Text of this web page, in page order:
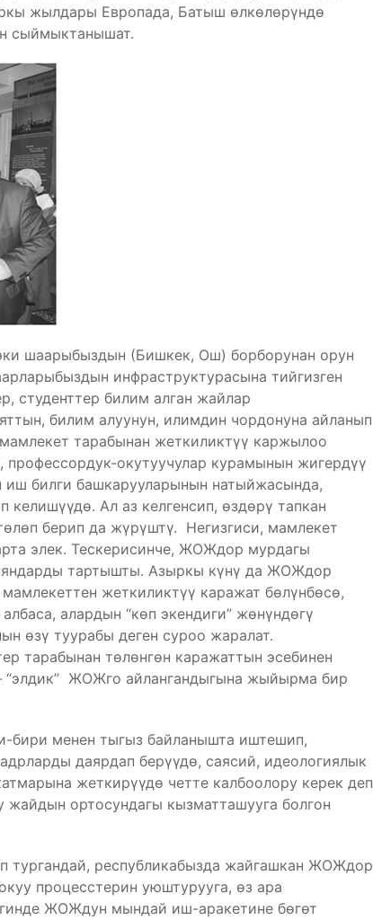
жылдары Европада, Батыш өлкөлөрүндө
сыймыктанышат.
шаарыбыздын (Бишкек, Ош) борборунан орун
инфраструктурасына тийгизген
студенттер билим алган жайлар
билим алуунун, илимдин чордонуна айланып
тарабынан жеткиликтүү каржылоо
окутуучулар курамынын жигердүү
билги башкарууларынын натыйжасында,
Ал аз келгенсип, өздөрү тапкан
берип да жүрүштү. Негизгиси, мамлекет
элек. Тескерисинче, ЖОЖдор мурдагы
тартышты. Азыркы күнү да ЖОЖдор
жеткиликтүү каражат бөлүнбөсө,
алардын “көп экендиги” жөнүндөгү
өзү туурабы деген суроо жаралат.
тарабынан төлөнгөн каражаттын эсебинен
“элдик” ЖОЖго айлангандыгына жыйырма бир
менен тыгыз байланышта иштешип,
даярдап берүүдө, саясий, идеологиялык
жеткирүүдө четте калбоолору керек деп
ортосундагы кызматташууга болгон
республикабызда жайгашкан ЖОЖдор
процесстерин уюштурууга, өз ара
ЖОЖдун мындай иш-аракетине бөгөт